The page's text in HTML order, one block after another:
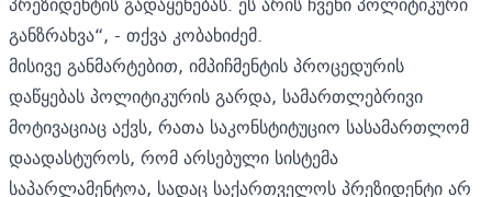
განზრახვა“, - თქვა კობახიძემ.
მისივე განმარტებით, იმპიჩმენტის პროცედურის
დაწყებას პოლიტიკურის გარდა, სამართლებრივი
მოტივაციაც აქვს, რათა საკონსტიტუციო სასამართლომ
დაადასტუროს, რომ არსებული სისტემა
საპარლამენტოა, სადაც საქართველოს პრეზიდენტი არ